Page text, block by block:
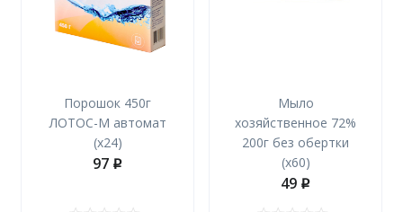
Порошок 450г
ЛОТОС-М автомат
(х24)
97 p
Мыло
хозяйственное 72%
200г без обертки
(х60)
49 p